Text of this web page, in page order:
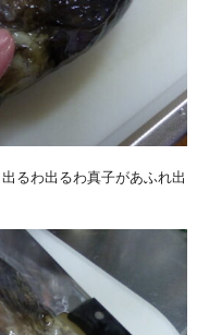
るわ出るわ真子があふれ出